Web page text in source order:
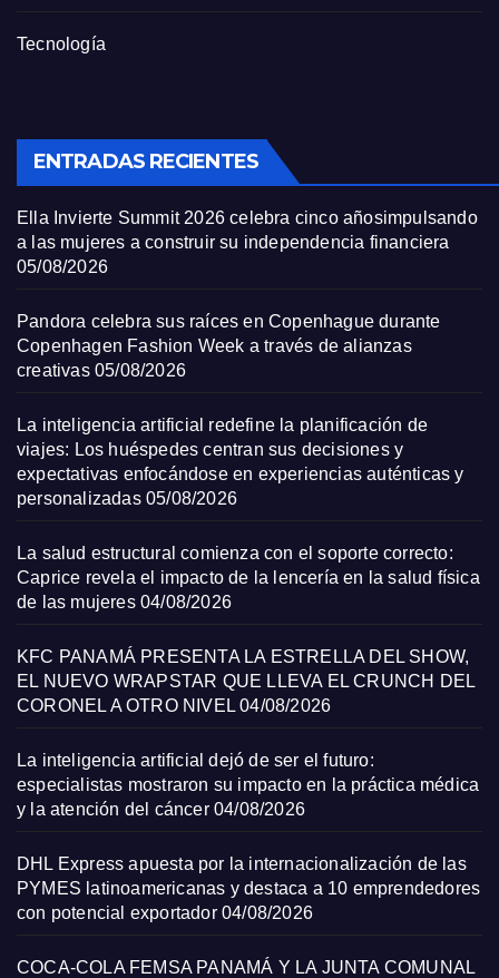
Tecnología
ENTRADAS RECIENTES
Ella Invierte Summit 2026 celebra cinco añosimpulsando
a las mujeres a construir su independencia financiera
05/08/2026
Pandora celebra sus raíces en Copenhague durante
Copenhagen Fashion Week a través de alianzas
creativas 05/08/2026
La inteligencia artificial redefine la planificación de
viajes: Los huéspedes centran sus decisiones y
expectativas enfocándose en experiencias auténticas y
personalizadas 05/08/2026
La salud estructural comienza con el soporte correcto:
Caprice revela el impacto de la lencería en la salud física
de las mujeres 04/08/2026
KFC PANAMÁ PRESENTA LA ESTRELLA DEL SHOW,
EL NUEVO WRAPSTAR QUE LLEVA EL CRUNCH DEL
CORONEL A OTRO NIVEL 04/08/2026
La inteligencia artificial dejó de ser el futuro:
especialistas mostraron su impacto en la práctica médica
y la atención del cáncer 04/08/2026
DHL Express apuesta por la internacionalización de las
PYMES latinoamericanas y destaca a 10 emprendedores
con potencial exportador 04/08/2026
COCA-COLA FEMSA PANAMÁ Y LA JUNTA COMUNAL